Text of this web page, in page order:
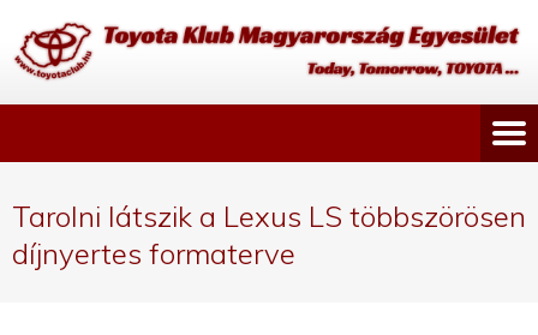
Tarolni látszik a Lexus LS többszörösen
díjnyertes formaterve